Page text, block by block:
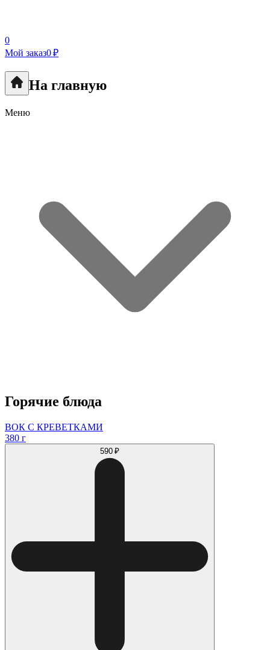
0
Мой заказ0 ₽
На главную
Меню
Горячие блюда
ВОК С КРЕВЕТКАМИ
380 г
590 ₽